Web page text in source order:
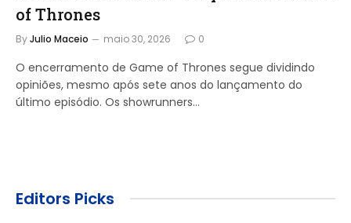
of Thrones
ByJulio Maceio maio 30, 2026 0
O encerramento de Game of Thrones segue dividindo
opiniões, mesmo após sete anos do lançamento do
último episódio. Os showrunners…
Editors Picks